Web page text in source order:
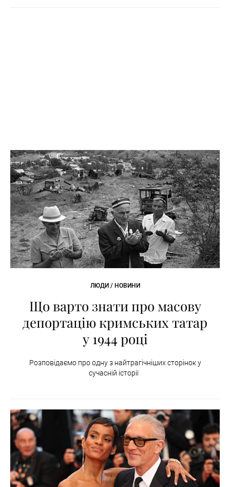
ЛЮДИ / НОВИНИ
Що варто знати про масову
депортацію кримських татар
у 1944 році
Розповідаємо про одну з найтрагічніших сторінок у
сучасній історії